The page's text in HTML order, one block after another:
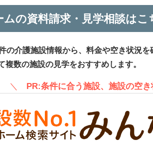
ムの資料請求・見学相談はこ
の介護施設情報から、料金や空き状況を
数の施設の見学をおすすめします。
＼ PR:条件に合う施設、施設の空き